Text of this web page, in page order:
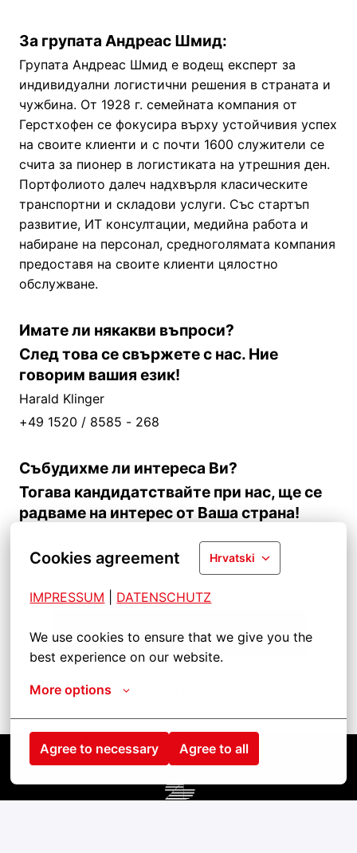
Cookies agreement Hrvatski
IMPRESSUM DATENSCHUTZ
We use cookies to ensure that we give you the
best experience on our website.
More options
Agree to necessary Agree to all
За групата Андреас Шмид:
Групата Андреас Шмид е водещ експерт за
индивидуални логистични решения в страната и
чужбина. От 1928 г. семейната компания от
Герстхофен се фокусира върху устойчивия успех
на своите клиенти и с почти 1600 служители се
счита за пионер в логистиката на утрешния ден.
Портфолиото далеч надхвърля класическите
транспортни и складови услуги. Със стартъп
развитие, ИТ консултации, медийна работа и
набиране на персонал, средноголямата компания
предоставя на своите клиенти цялостно
обслужване.
Имате ли някакви въпроси?
След това се свържете с нас. Ние
говорим вашия език!
Harald Klinger
+49 1520 / 8585 - 268
Събудихме ли интереса Ви?
Тогава кандидатствайте при нас, ще се
радваме на интерес от Ваша страна!
Кандидатствайте
Разделяне на работа